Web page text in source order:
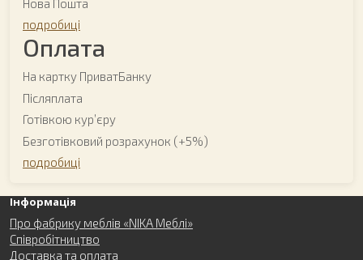
Нова Пошта
подробиці
Оплата
На картку ПриватБанку
Післяплата
Готівкою курʼєру
Безготівковий розрахунок (+5%)
подробиці
Інформація
Про фабрику меблів «NIKA Меблі»
Співробітництво
Доставка та оплата